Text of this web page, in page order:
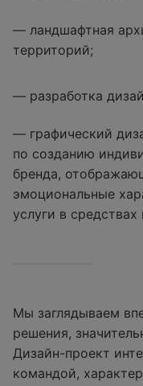
— ландшафтная
территорий;
— разработка
— графический
по созданию
бренда,
эмоциональные
услуги в
Мы заглядываем
решения,
Дизайн-проект
командой,